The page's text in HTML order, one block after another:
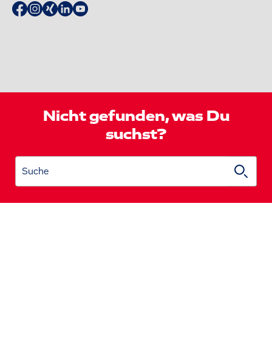
Nicht gefunden, was Du
suchst?
Suche